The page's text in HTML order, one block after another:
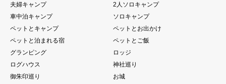
夫婦キャンプ
2人ソロキャンプ
車中泊キャンプ
ソロキャンプ
ペットとキャンプ
ペットとお出かけ
ペットと泊まれる宿
ペットとご飯
グランピング
ロッジ
ログハウス
神社巡り
御朱印巡り
お城